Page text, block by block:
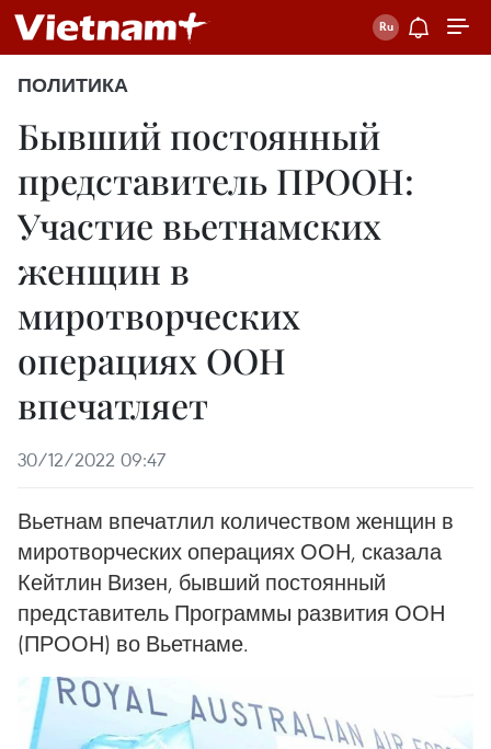
ПОЛИТИКА
Бывший постоянный
представитель ПРООН:
Участие вьетнамских
женщин в
миротворческих
операциях ООН
впечатляет
30/12/2022 09:47
Вьетнам впечатлил количеством женщин в
миротворческих операциях ООН, сказала
Кейтлин Визен, бывший постоянный
представитель Программы развития ООН
(ПРООН) во Вьетнаме.